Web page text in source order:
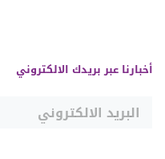
أخبارنا عبر بريدك الالكتروني